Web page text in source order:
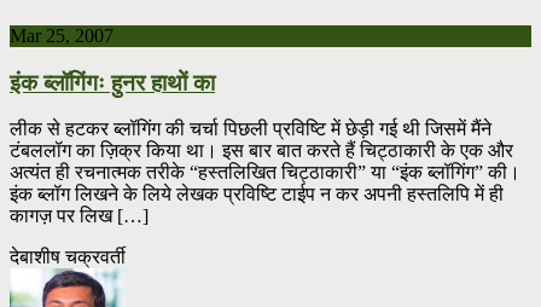
Mar 25, 2007
इंक ब्लॉगिंगः हुनर हाथों का
लीक से हटकर ब्लॉगिंग की चर्चा पिछली प्रविष्टि में छेड़ी गई थी जिसमें मैंने
टंबललॉग का ज़िक्र किया था। इस बार बात करते हैं चिट्ठाकारी के एक और
अत्यंत ही रचनात्मक तरीके “हस्तलिखित चिट्ठाकारी” या “इंक ब्लॉगिंग” की।
इंक ब्लॉग लिखने के लिये लेखक प्रविष्टि टाईप न कर अपनी हस्तलिपि में ही
कागज़ पर लिख […]
देबाशीष चक्रवर्ती